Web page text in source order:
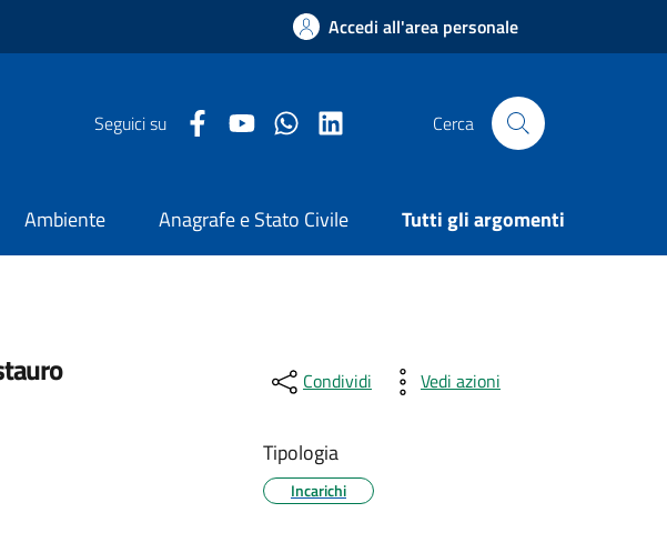
Accedi all'area personale
Seguici su Facebook Comune di Arezzo
Youtube Comune di Arezzo
Twitter Comune di Arezzo
LinkedIn Comune di Arezzo
Cerca
Ambiente Anagrafe e Stato Civile Tutti gli argomenti
Condividi Vedi azioni
Tipologia
Incarichi